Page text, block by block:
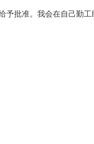
予批准。我会在自己勤